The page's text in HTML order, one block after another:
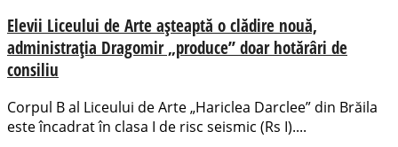
Elevii Liceului de Arte așteaptă o clădire nouă,
administrația Dragomir „produce” doar hotărâri de
consiliu
Corpul B al Liceului de Arte „Hariclea Darclee” din Brăila
este încadrat în clasa I de risc seismic (Rs I)....